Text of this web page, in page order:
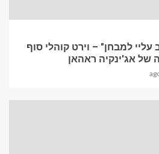
למבחן" – וירט קוהלי סוף
של אג'ינקיה ראהאן